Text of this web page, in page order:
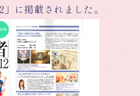
に掲載されました。